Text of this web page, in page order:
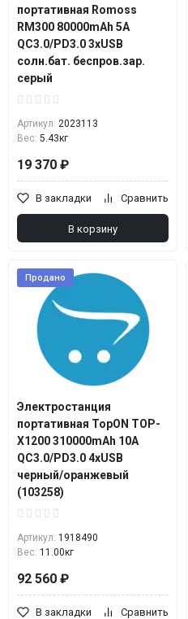
портативная Romoss
RM300 80000mAh 5A
QC3.0/PD3.0 3xUSB
солн.бат. беспров.зар.
серый
Артикул: 2023113
Вес: 5.43кг
19 370 ₽
В закладки Сравнить
В корзину
Продано
Электростанция
портативная TopON TOP-
X1200 310000mAh 10A
QC3.0/PD3.0 4xUSB
черный/оранжевый
(103258)
Артикул: 1918490
Вес: 11.00кг
92 560 ₽
В закладки Сравнить